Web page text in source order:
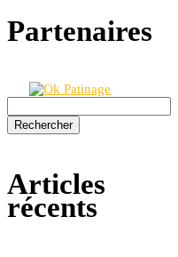
Partenaires
Rechercher :
Articles
récents